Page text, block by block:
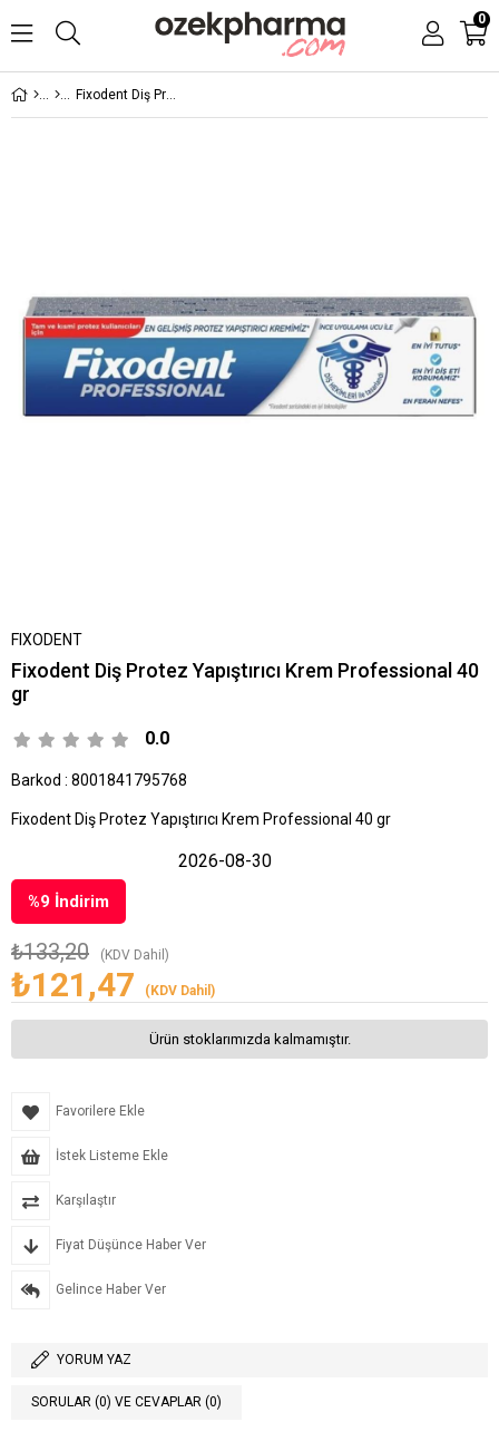
0
Fixodent Diş Protez Yapıştırıcı Krem Professional 40 gr
FIXODENT
Fixodent Diş Protez Yapıştırıcı Krem Professional 40
gr
0.0
Barkod : 8001841795768
Fixodent Diş Protez Yapıştırıcı Krem Professional 40 gr
%9 İndirim
₺133,20 (KDV Dahil)
₺121,47 (KDV Dahil)
2026-08-30
Ürün stoklarımızda kalmamıştır.
Favorilere Ekle
İstek Listeme Ekle
Karşılaştır
Fiyat Düşünce Haber Ver
Gelince Haber Ver
YORUM YAZ
SORULAR (0) VE CEVAPLAR (0)